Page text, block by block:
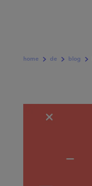
home de blog